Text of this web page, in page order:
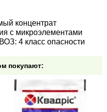
концентрат
с микроэлементами
4 класс опасности
покупают: